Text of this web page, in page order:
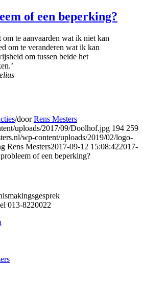
of een beperking?
om te aanvaarden wat ik niet kan
om te veranderen wat ik kan
om tussen beide het
/doorRens Mesters
uploads/2017/09/Doolhof.jpg 194 259
wp-content/uploads/2019/02/logo-
Rens Mesters2017-09-12 15:08:422017-
of een beperking?
013-8220022